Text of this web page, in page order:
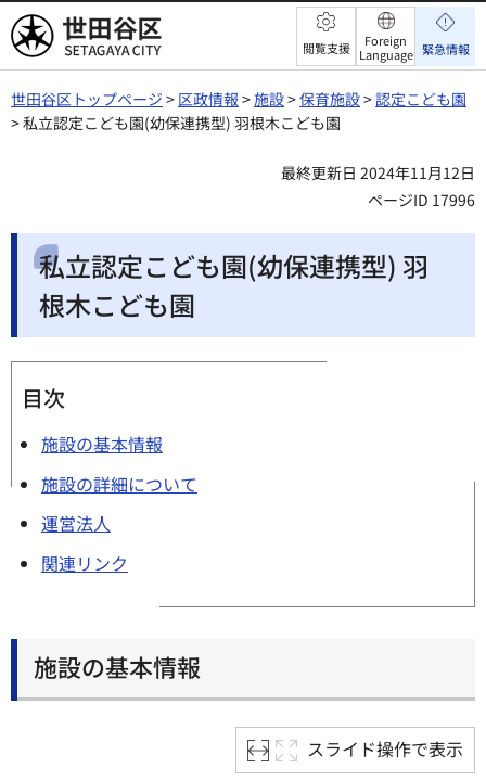
世田谷区 閲覧支援
Foreign
Language 緊急情報
世田谷区トップページ > 区政情報 >施設>保育施設>認定こども園
> 私立認定こども園(幼保連携型) 羽根木こども園
最終更新日 2024年11月12日
ページID 17996
私立認定こども園(幼保連携型) 羽
根木こども園
目次
施設の基本情報
施設の詳細について
運営法人
関連リンク
施設の基本情報
スライド操作で表示